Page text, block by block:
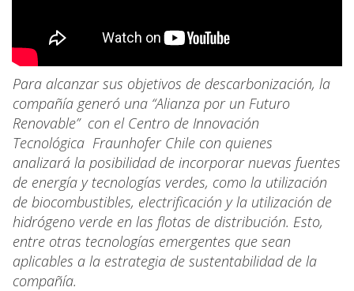
Para alcanzar sus objetivos de descarbonización, la
compañía generó una “Alianza por un Futuro
Renovable” con el Centro de Innovación
Tecnológica Fraunhofer Chile con quienes
analizará la posibilidad de incorporar nuevas fuentes
de energía y tecnologías verdes, como la utilización
de biocombustibles, electrificación y la utilización de
hidrógeno verde en las flotas de distribución. Esto,
entre otras tecnologías emergentes que sean
aplicables a la estrategia de sustentabilidad de la
compañía.